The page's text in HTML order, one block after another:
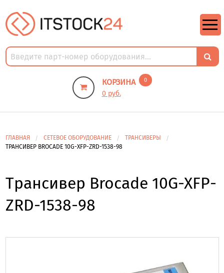
КОРЗИНА 0
0 руб.
ГЛАВНАЯ СЕТЕВОЕ ОБОРУДОВАНИЕ
ТРАНСИВЕРЫ
ТРАНСИВЕР BROCADE 10G-XFP-ZRD-1538-98
Трансивер Brocade 10G-XFP-
ZRD-1538-98